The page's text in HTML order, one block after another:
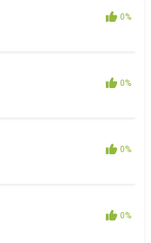
0%
0%
0%
0%